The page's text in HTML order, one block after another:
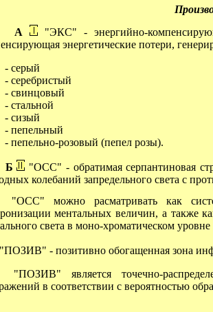
А
"ЭКС" - энергийно-
энергетические потери,
- серый
- серебристый
- свинцовый
- стальной
- сизый
- пепельный
- пепельно-розовый (пепел розы).
Б
"ОСС" - обратимая серпантиновая
колебаний запредельного света с
"ОСС" можно расматривать как
ментальных величин, а также
света в моно-хроматическом
- позитивно обогащенная зона
"ПОЗИВ" является точечно-
в соответствии с вероятностью